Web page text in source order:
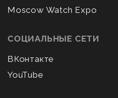
Moscow Watch Expo
СОЦИАЛЬНЫЕ СЕТИ
ВКонтакте
YouTube